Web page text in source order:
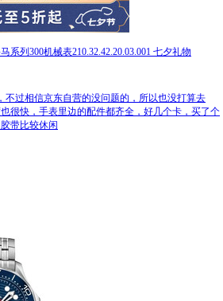
系列300机械表210.32.42.20.03.001 七夕礼物
不过相信京东自营的没问题的，所以也没打算去
很快，手表里边的配件都齐全，好几个卡，买了个
带比较休闲